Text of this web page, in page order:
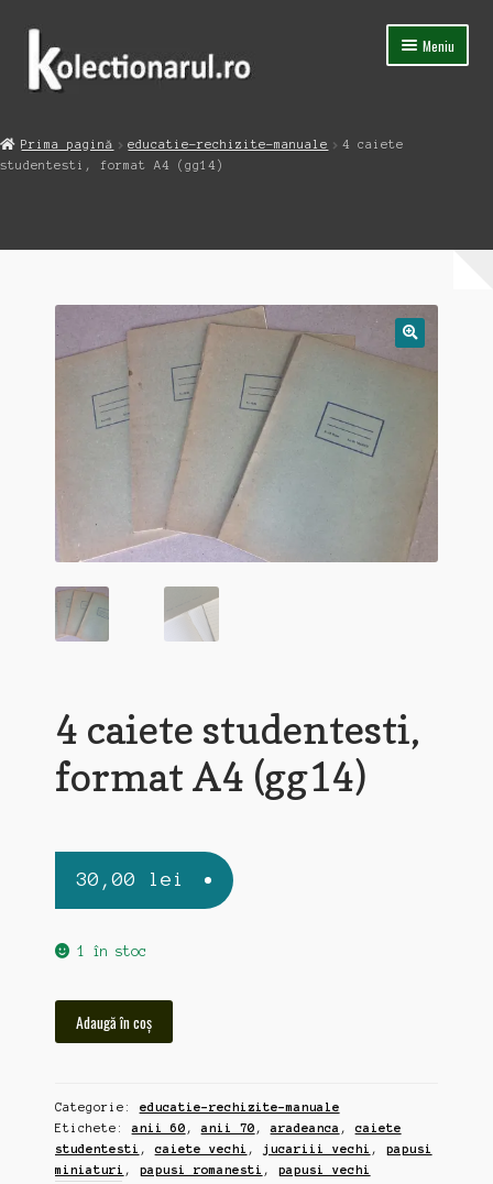
Sari
navigare
Sari
conținut
Meniu
Magazin
Contact
Prima pagină educatie-rechizite-manuale
4 caiete
studentesti, format A4 (gg14)
4 caiete studentesti,
format A4 (gg14)
30,00 lei
1 în stoc
format
A4
(gg14)
Adaugă în coș
Categorie: educatie-rechizite-manuale
Etichete:anii 60 ,anii 70 ,aradeanca ,caiete
studentesti ,caiete vechi , jucariii vechi , papusi
miniaturi , papusi romanesti , papusi vechi